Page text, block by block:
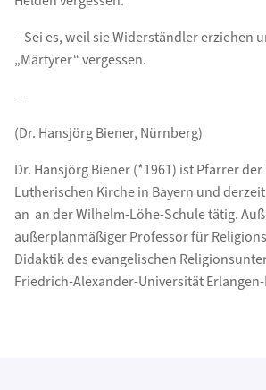
– Sei es, weil sie Widerständler erziehen
„Märtyrer“ vergessen.
—
(Dr. Hansjörg Biener, Nürnberg)
Dr. Hansjörg Biener (*1961) ist Pfarrer
Lutherischen Kirche in Bayern und
an an der Wilhelm-Löhe-Schule tätig.
außerplanmäßiger Professor für
Didaktik des evangelischen
Friedrich-Alexander-Universität